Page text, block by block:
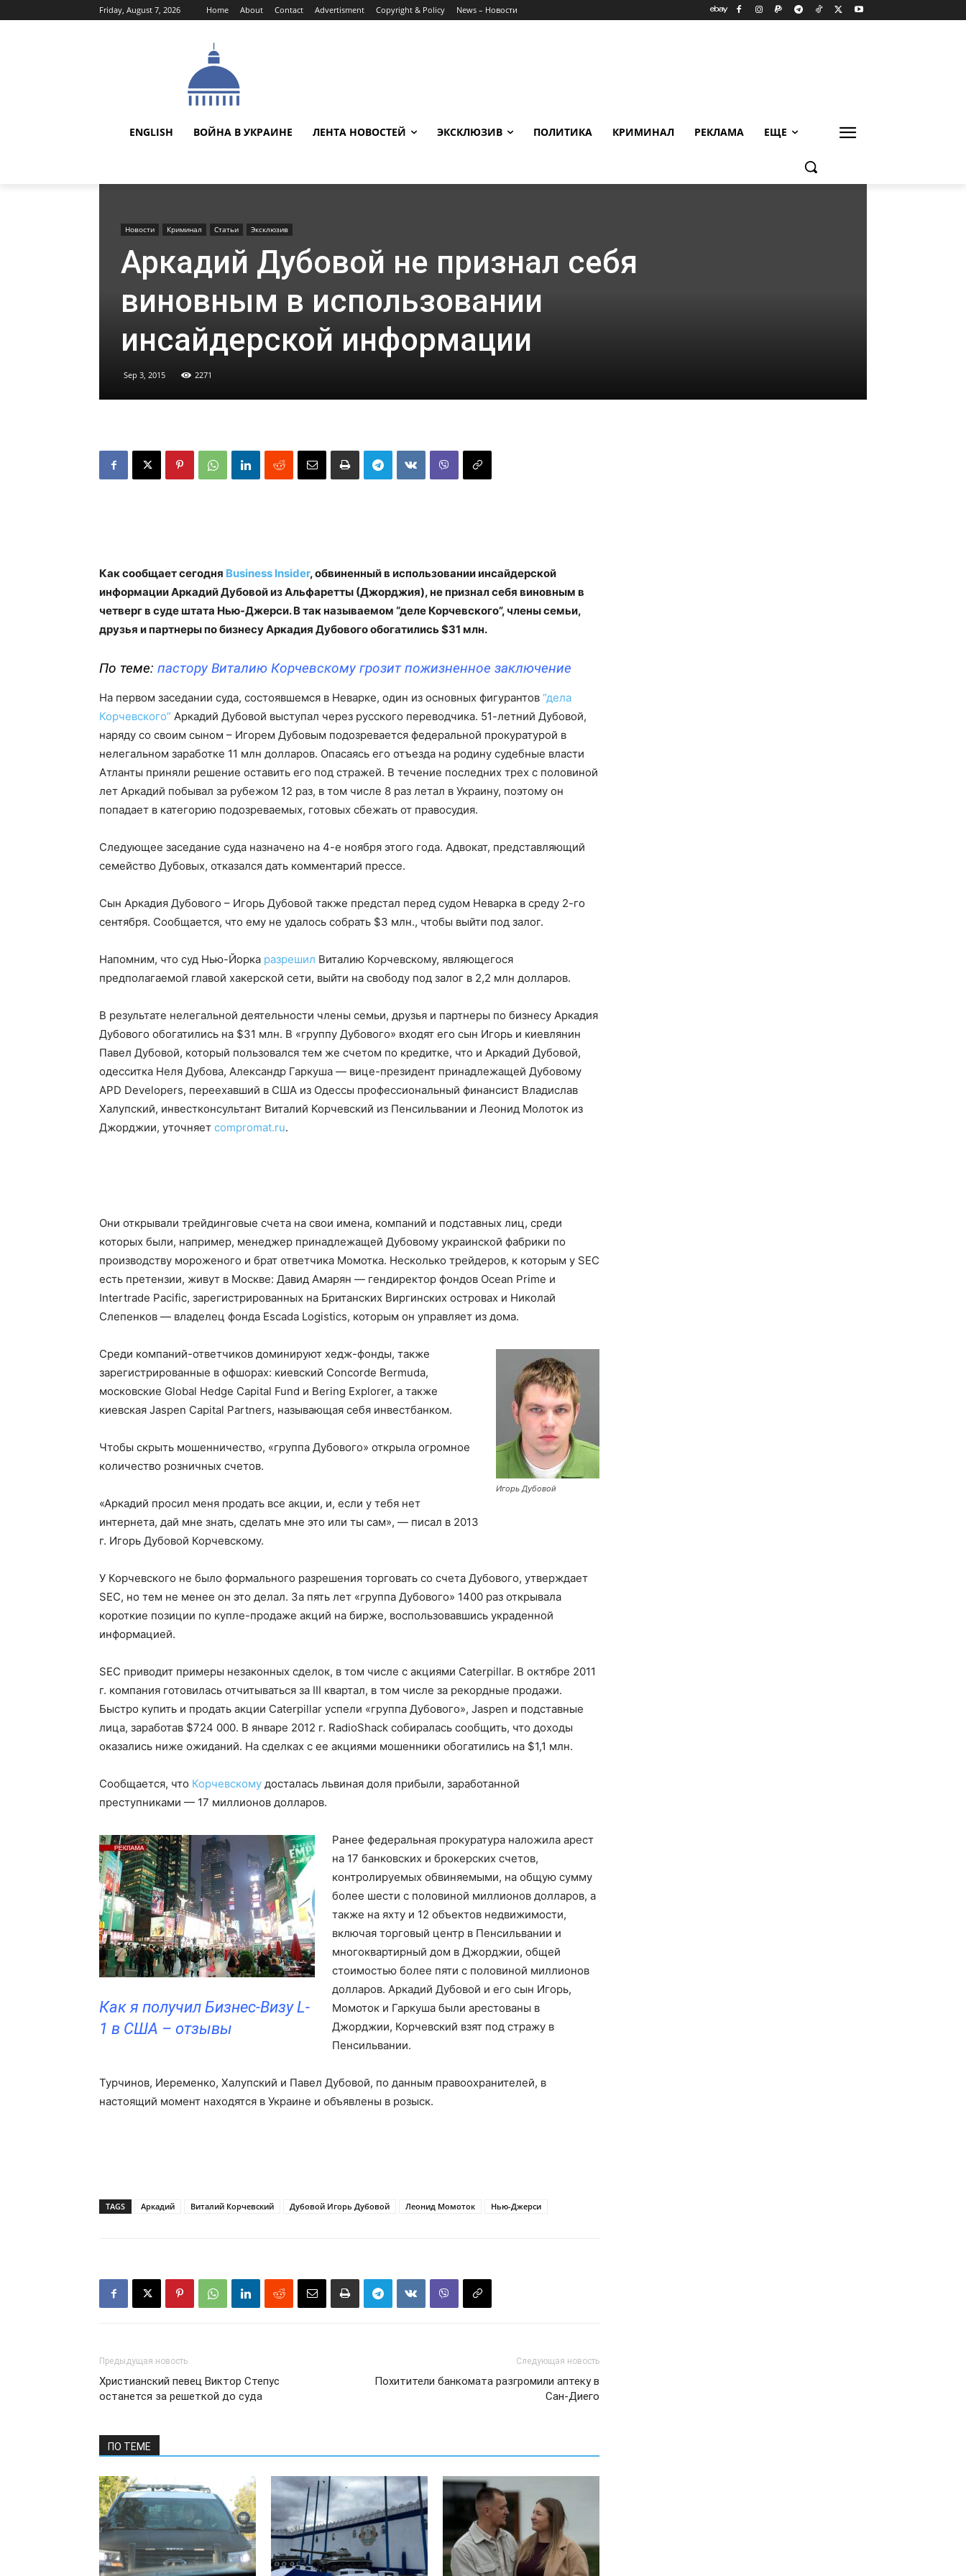
Friday, August 7, 2026 Home About Contact Advertisment Copyright & Policy News – Новости
ENGLISH ВОЙНА В УКРАИНЕ ЛЕНТА НОВОСТЕЙ ЭКСКЛЮЗИВ ПОЛИТИКА КРИМИНАЛ РЕКЛАМА ЕЩЕ
Новости Криминал Статьи Эксклюзив
Аркадий Дубовой не признал себя
виновным в использовании
инсайдерской информации
Sep 3, 2015 2271
Как сообщает сегодня Business Insider, обвиненный в использовании инсайдерской
информации Аркадий Дубовой из Альфаретты (Джорджия), не признал себя виновным в
четверг в суде штата Нью-Джерси. В так называемом “деле Корчевского”, члены семьи,
друзья и партнеры по бизнесу Аркадия Дубового обогатились $31 млн.
По теме: пастору Виталию Корчевскому грозит пожизненное заключение
На первом заседании суда, состоявшемся в Неварке, один из основных фигурантов “дела
Корчевского” Аркадий Дубовой выступал через русского переводчика. 51-летний Дубовой,
наряду со своим сыном – Игорем Дубовым подозревается федеральной прокуратурой в
нелегальном заработке 11 млн долларов. Опасаясь его отъезда на родину судебные власти
Aтланты приняли решение оставить его под стражей. В течение последних трех с половиной
лет Аркадий побывал за рубежом 12 раз, в том числе 8 раз летал в Украину, поэтому он
попадает в категорию подозреваемых, готовых сбежать от правосудия.
Следующее заседание суда назначено на 4-е ноября этого года. Адвокат, представляющий
семейство Дубовых, отказался дать комментарий прессе.
Сын Аркадия Дубового – Игорь Дубовой также предстал перед судом Неварка в среду 2-го
сентября. Сообщается, что ему не удалось собрать $3 млн., чтобы выйти под залог.
Напомним, что суд Нью-Йорка разрешил Виталию Корчевскому, являющегося
предполагаемой главой хакерской сети, выйти на свободу под залог в 2,2 млн долларов.
В результате нелегальной деятельности члены семьи, друзья и партнеры по бизнесу Аркадия
Дубового обогатились на $31 млн. В «группу Дубового» входят его сын Игорь и киевлянин
Павел Дубовой, который пользовался тем же счетом по кредитке, что и Аркадий Дубовой,
одесситка Неля Дубова, Александр Гаркуша — вице-президент принадлежащей Дубовому
APD Developers, переехавший в США из Одессы профессиональный финансист Владислав
Халупский, инвестконсультант Виталий Корчевский из Пенсильвании и Леонид Молоток из
Джорджии, уточняет compromat.ru.
Они открывали трейдинговые счета на свои имена, компаний и подставных лиц, среди
которых были, например, менеджер принадлежащей Дубовому украинской фабрики по
производству мороженого и брат ответчика Момотка. Несколько трейдеров, к которым у SEC
есть претензии, живут в Москве: Давид Амарян — гендиректор фондов Ocean Prime и
Intertrade Pacific, зарегистрированных на Британских Виргинских островах и Николай
Слепенков — владелец фонда Escada Logistics, которым он управляет из дома.
Игорь Дубовой
Среди компаний-ответчиков доминируют хедж-фонды, также
зарегистрированные в офшорах: киевский Concorde Bermuda,
московские Global Hedge Capital Fund и Bering Explorer, а также
киевская Jaspen Capital Partners, называющая себя инвестбанком.
Чтобы скрыть мошенничество, «группа Дубового» открыла огромное
количество розничных счетов.
«Аркадий просил меня продать все акции, и, если у тебя нет
интернета, дай мне знать, сделать мне это или ты сам», — писал в 2013
г. Игорь Дубовой Корчевскому.
У Корчевского не было формального разрешения торговать со счета Дубового, утверждает
SEC, но тем не менее он это делал. За пять лет «группа Дубового» 1400 раз открывала
короткие позиции по купле-продаже акций на бирже, воспользовавшись украденной
информацией.
SEC приводит примеры незаконных сделок, в том числе с акциями Caterpillar. В октябре 2011
г. компания готовилась отчитываться за III квартал, в том числе за рекордные продажи.
Быстро купить и продать акции Caterpillar успели «группа Дубового», Jaspen и подставные
лица, заработав $724 000. В январе 2012 г. RadioShack собиралась сообщить, что доходы
оказались ниже ожиданий. На сделках с ее акциями мошенники обогатились на $1,1 млн.
Сообщается, что Корчевскому досталась львиная доля прибыли, заработанной
преступниками — 17 миллионов долларов.
Как я получил Бизнес-Визу L-
1 в США – отзывы
Ранее федеральная прокуратура наложила арест
на 17 банковских и брокерских счетов,
контролируемых обвиняемыми, на общую сумму
более шести с половиной миллионов долларов, а
также на яхту и 12 объектов недвижимости,
включая торговый центр в Пенсильвании и
многоквартирный дом в Джорджии, общей
стоимостью более пяти с половиной миллионов
долларов. Аркадий Дубовой и его сын Игорь,
Момоток и Гаркуша были арестованы в
Джорджии, Корчевский взят под стражу в
Пенсильвании.
Турчинов, Иеременко, Халупский и Павел Дубовой, по данным правоохранителей, в
настоящий момент находятся в Украине и объявлены в розыск.
TAGS Аркадий Виталий Корчевский Дубовой Игорь Дубовой Леонид Момоток Нью-Джерси
Предыдущая новость
Христианский певец Виктор Степус
останется за решеткой до суда
Следующая новость
Похитители банкомата разгромили аптеку в
Сан-Диего
ПО ТЕМЕ